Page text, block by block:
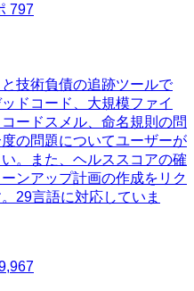
797
技術負債の追跡ツールで
ドコード、大規模ファイ
ードスメル、命名規則の問
の問題についてユーザーが
。また、ヘルススコアの確
ンアップ計画の作成をリク
29言語に対応していま